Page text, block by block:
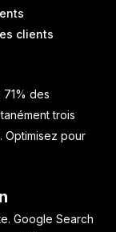
clients
des
trois
Optimisez pour
Google Search